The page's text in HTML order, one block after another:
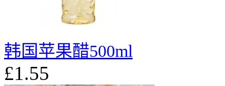
韩国苹果醋500ml
£1.55